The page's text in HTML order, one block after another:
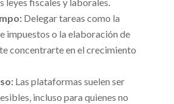
leyes fiscales y laborales.
Delegar tareas como la
impuestos o la elaboración de
concentrarte en el crecimiento
Las plataformas suelen ser
incluso para quienes no